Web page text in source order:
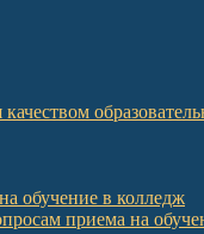
качеством
обучение в колледж
приема на